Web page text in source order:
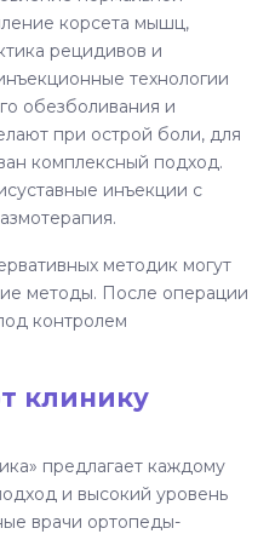
корсета мышц,
рецидивов и
технологии
обезболивания и
при острой боли, для
комплексный подход.
инъекции с
методик могут
методы. После операции
контролем
клинику
предлагает каждому
и высокий уровень
врачи ортопеды-